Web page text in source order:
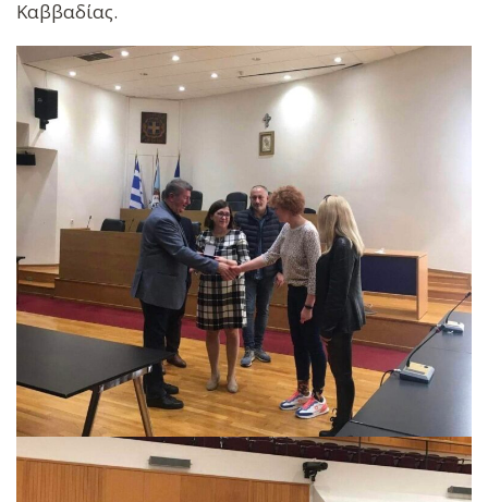
Καββαδίας.